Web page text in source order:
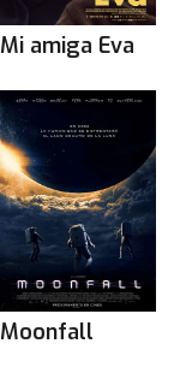
Mi amiga Eva
Moonfall